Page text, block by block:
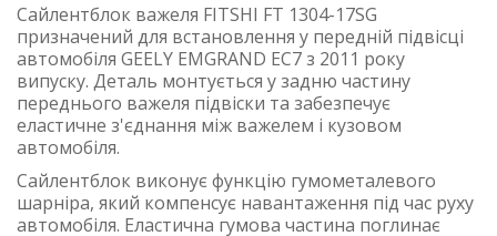
Сайлентблок важеля FITSHI FT 1304-17SG
призначений для встановлення у передній підвісці
автомобіля GEELY EMGRAND EC7 з 2011 року
випуску. Деталь монтується у задню частину
переднього важеля підвіски та забезпечує
еластичне з'єднання між важелем і кузовом
автомобіля.
Сайлентблок виконує функцію гумометалевого
шарніра, який компенсує навантаження під час руху
автомобіля. Еластична гумова частина поглинає